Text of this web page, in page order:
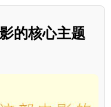
的核心主题